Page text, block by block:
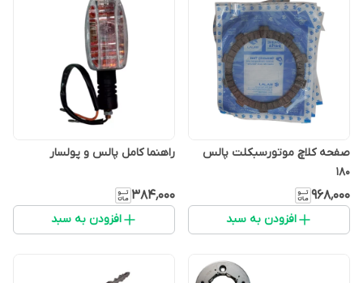
صفحه کلاچ موتورسبکلت پالس
۱۸۰
۹۶۸٬۰۰۰
افزودن به سبد
راهنما کامل پالس و پولسار
۳۸۴٬۰۰۰
افزودن به سبد